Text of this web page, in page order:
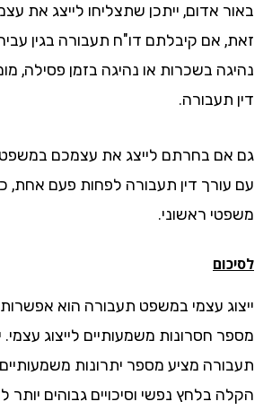
אדום, ייתכן שתצליחו לייצג את
אם קיבלתם דו"ח תעבורה בגין עבירה
בשכרות או נהיגה בזמן פסילה, מומלץ
תעבורה.
אם בחרתם לייצג את עצמכם במשפט,
עורך דין תעבורה לפחות פעם אחת, כדי
ראשוני.
עצמי במשפט תעבורה הוא אפשרות
חסרונות משמעותיים לייצוג עצמי. ייצוג
מציע מספר יתרונות משמעותיים, כולל
בלחץ נפשי וסיכויים גבוהים יותר